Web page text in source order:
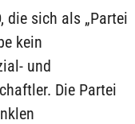
die sich als „Partei
kein
und
Die Partei